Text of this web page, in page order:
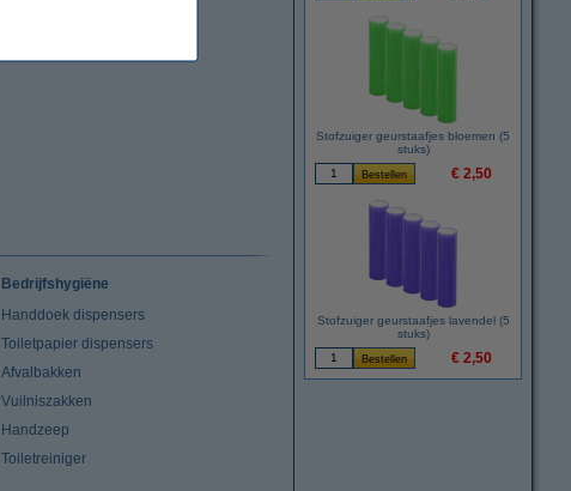
Stofzuiger geurstaafjes bloemen (5
stuks)
€ 2,50
Stofzuiger geurstaafjes lavendel (5
stuks)
€ 2,50
Bedrijfshygiëne
Handdoek dispensers
Toiletpapier dispensers
Afvalbakken
Vuilniszakken
Handzeep
Toiletreiniger